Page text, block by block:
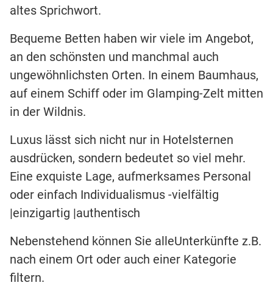
altes Sprichwort.
Bequeme Betten haben wir viele im Angebot,
an den schönsten und manchmal auch
ungewöhnlichsten Orten. In einem Baumhaus,
auf einem Schiff oder im Glamping-Zelt mitten
in der Wildnis.
Luxus lässt sich nicht nur in Hotelsternen
ausdrücken, sondern bedeutet so viel mehr.
Eine exquiste Lage, aufmerksames Personal
oder einfach Individualismus -vielfältig
|einzigartig |authentisch
Nebenstehend können Sie alleUnterkünfte z.B.
nach einem Ort oder auch einer Kategorie
filtern.